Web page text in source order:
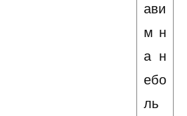
ави
м н
а н
ебо
ль